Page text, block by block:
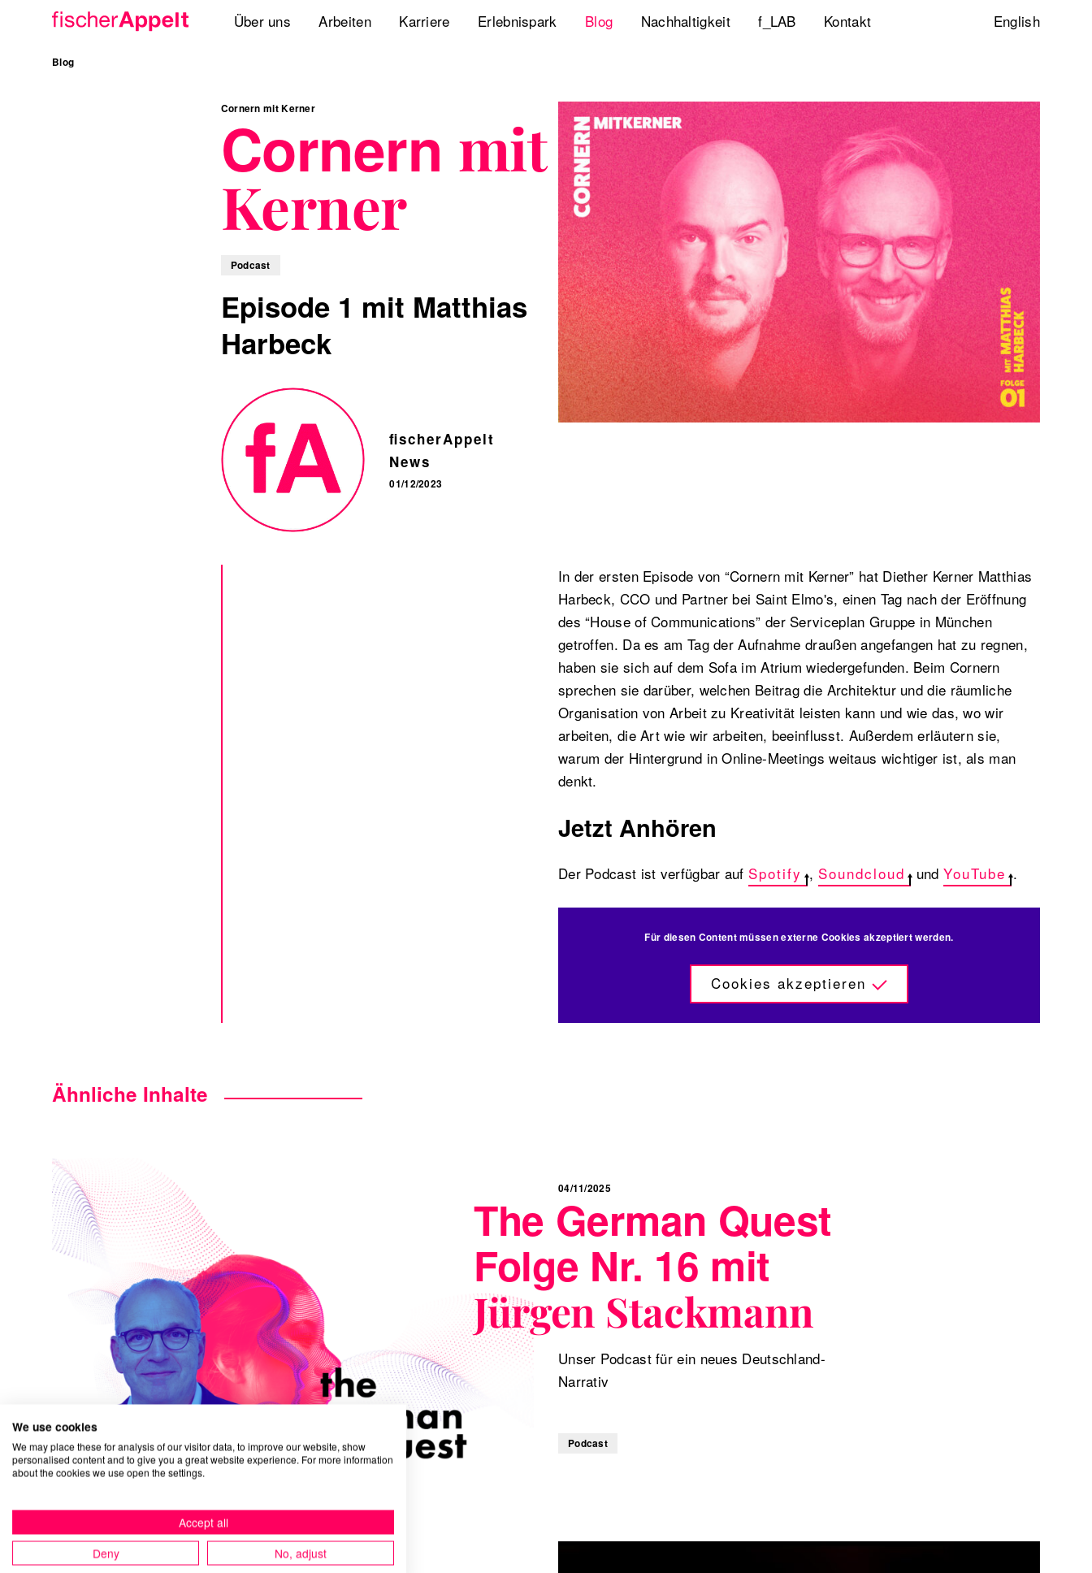
Über uns
Spezialisten
Lösungen
Standorte
International
Arbeiten Karriere Erlebnispark
Storyverse Playbook
Meet fischerAppelt
The German Apartment
Blog Nachhaltigkeit
Diversity, Equity & Inclusion
Future Mobility Lab
Hanseatic Help
f_LAB Kontakt English
Blog
Cornern mit Kerner
Cornern mit
Kerner
Podcast
Episode 1 mit Matthias
Harbeck
fischerAppelt
News
01/12/2023
In der ersten Episode von “Cornern mit Kerner” hat Diether Kerner Matthias
Harbeck, CCO und Partner bei Saint Elmo's, einen Tag nach der Eröffnung
des “House of Communications” der Serviceplan Gruppe in München
getroffen. Da es am Tag der Aufnahme draußen angefangen hat zu regnen,
haben sie sich auf dem Sofa im Atrium wiedergefunden. Beim Cornern
sprechen sie darüber, welchen Beitrag die Architektur und die räumliche
Organisation von Arbeit zu Kreativität leisten kann und wie das, wo wir
arbeiten, die Art wie wir arbeiten, beeinflusst. Außerdem erläutern sie,
warum der Hintergrund in Online-Meetings weitaus wichtiger ist, als man
denkt.
Jetzt Anhören
Der Podcast ist verfügbar auf Spotify , Soundcloud undYouTube .
Für diesen Content müssen externe Cookies akzeptiert werden.
Cookies akzeptieren
Ähnliche Inhalte
04/11/2025
The German Quest
Folge Nr. 16 mit
Jürgen Stackmann
Unser Podcast für ein neues Deutschland-
Narrativ
Podcast
We use cookies
We may place these for analysis of our visitor data, to improve our website, show
personalised content and to give you a great website experience. For more information
about the cookies we use open the settings.
Accept all
Deny
No, adjust